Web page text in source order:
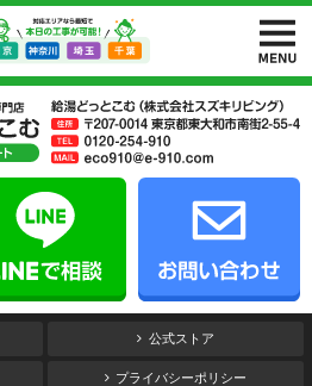
公式ストア
プライバシーポリシー